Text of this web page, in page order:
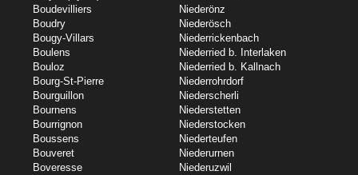
Boudevilliers
Boudry
Bougy-Villars
Boulens
Bouloz
Bourg-St-Pierre
Bourguillon
Bournens
Bourrignon
Boussens
Bouveret
Boveresse
Niederönz
Niederösch
Niederrickenbach
Niederried b. Interlaken
Niederried b. Kallnach
Niederrohrdorf
Niederscherli
Niederstetten
Niederstocken
Niederteufen
Niederurnen
Niederuzwil